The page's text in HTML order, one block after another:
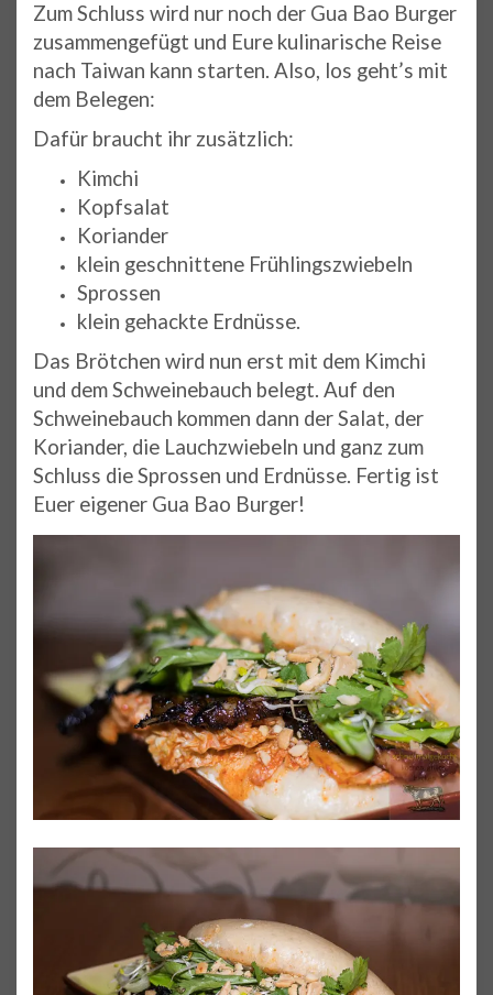
Zum Schluss wird nur noch der Gua Bao Burger
zusammengefügt und Eure kulinarische Reise
nach Taiwan kann starten. Also, los geht’s mit
dem Belegen:
Dafür braucht ihr zusätzlich:
Kimchi
Kopfsalat
Koriander
klein geschnittene Frühlingszwiebeln
Sprossen
klein gehackte Erdnüsse.
Das Brötchen wird nun erst mit dem Kimchi
und dem Schweinebauch belegt. Auf den
Schweinebauch kommen dann der Salat, der
Koriander, die Lauchzwiebeln und ganz zum
Schluss die Sprossen und Erdnüsse. Fertig ist
Euer eigener Gua Bao Burger!